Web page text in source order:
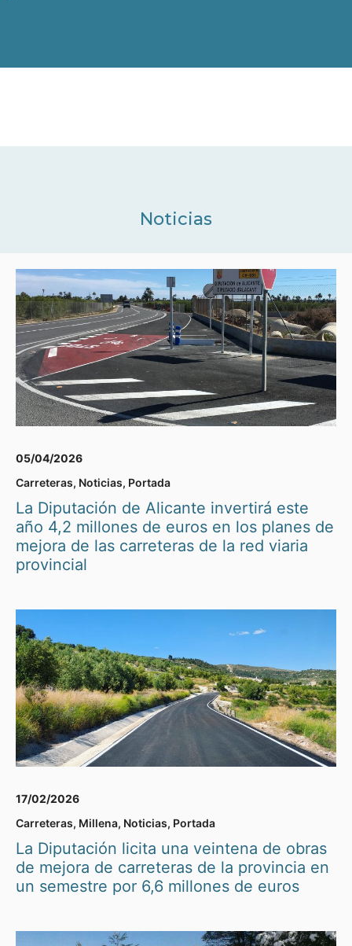
Noticias
05/04/2026
Carreteras, Noticias, Portada
La Diputación de Alicante invertirá este
año 4,2 millones de euros en los planes de
mejora de las carreteras de la red viaria
provincial
17/02/2026
Carreteras, Millena, Noticias, Portada
La Diputación licita una veintena de obras
de mejora de carreteras de la provincia en
un semestre por 6,6 millones de euros